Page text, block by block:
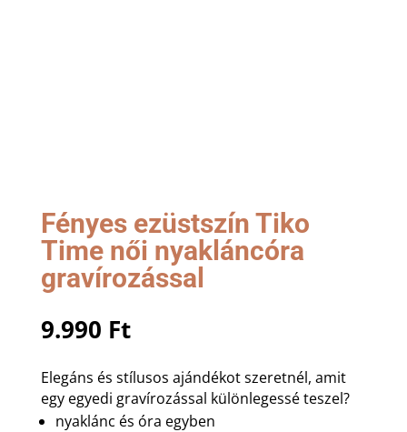
Fényes ezüstszín Tiko
Time női nyakláncóra
gravírozással
9.990 Ft
Elegáns és stílusos ajándékot szeretnél, amit
egy egyedi gravírozással különlegessé teszel?
nyaklánc és óra egyben